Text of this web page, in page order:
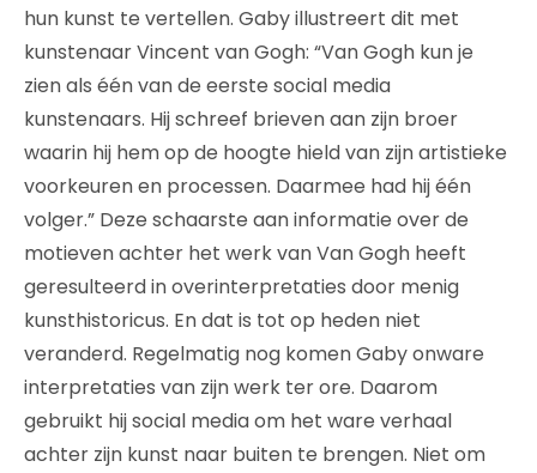
hun kunst te vertellen. Gaby illustreert dit met
kunstenaar Vincent van Gogh: “Van Gogh kun je
zien als één van de eerste social media
kunstenaars. Hij schreef brieven aan zijn broer
waarin hij hem op de hoogte hield van zijn artistieke
voorkeuren en processen. Daarmee had hij één
volger.” Deze schaarste aan informatie over de
motieven achter het werk van Van Gogh heeft
geresulteerd in overinterpretaties door menig
kunsthistoricus. En dat is tot op heden niet
veranderd. Regelmatig nog komen Gaby onware
interpretaties van zijn werk ter ore. Daarom
gebruikt hij social media om het ware verhaal
achter zijn kunst naar buiten te brengen. Niet om